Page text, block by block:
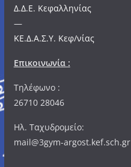
Δ.Δ.Ε. Κεφαλληνίας
—
ΚΕ.Δ.Α.Σ.Υ. Κεφ/νίας
Επικοινωνία :
Τηλέφωνο :
26710 28046
Ηλ. Ταχυδρομείο:
mail@3gym-argost.kef.sch.gr